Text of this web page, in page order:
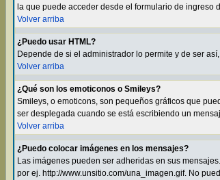
la que puede acceder desde el formulario de ingreso
Volver arriba
¿Puedo usar HTML?
Depende de si el administrador lo permite y de ser
Volver arriba
¿Qué son los emoticonos o Smileys?
Smileys, o emoticons, son pequeños gráficos que
ser desplegada cuando se está escribiendo un
Volver arriba
¿Puedo colocar imágenes en los mensajes?
Las imágenes pueden ser adheridas en sus
por ej. http://www.unsitio.com/una_imagen.gif. No